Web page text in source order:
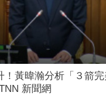
！黃暐瀚分析「３箭
新聞網